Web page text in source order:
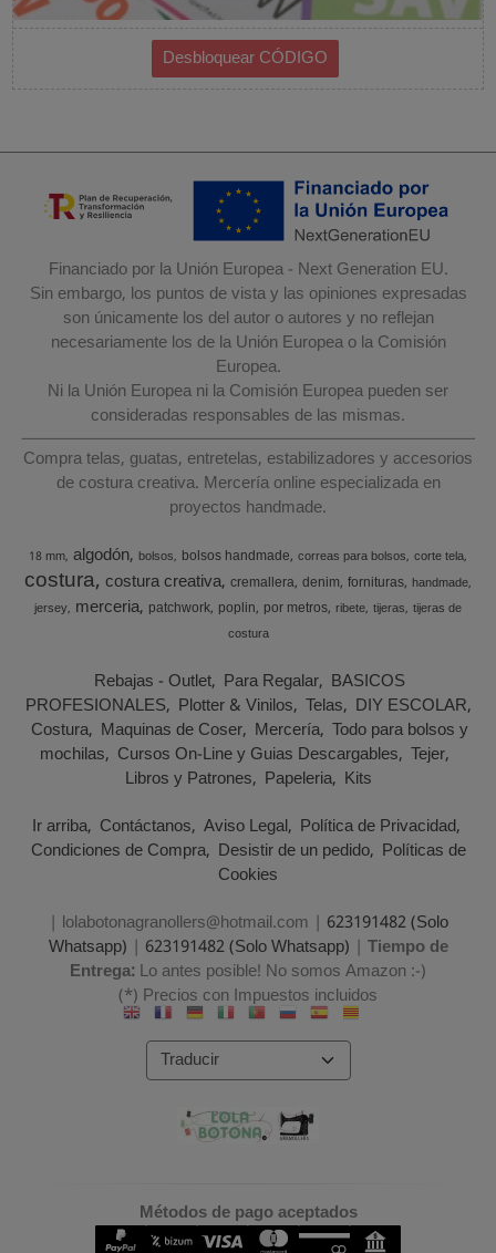
Financiado por la Unión Europea - Next Generation EU.
Sin embargo, los puntos de vista y las opiniones expresadas
son únicamente los del autor o autores y no reflejan
necesariamente los de la Unión Europea o la Comisión
Europea.
Ni la Unión Europea ni la Comisión Europea pueden ser
consideradas responsables de las mismas.
Compra telas, guatas, entretelas, estabilizadores y accesorios
de costura creativa. Mercería online especializada en
proyectos handmade.
18 mm algodón bolsos bolsos handmade correas para bolsos corte tela
costura costura creativa cremallera denim fornituras handmade
jersey merceria patchwork poplin por metros ribete tijeras tijeras de
costura
Rebajas - Outlet Para Regalar BASICOS
PROFESIONALES Plotter & Vinilos Telas DIY ESCOLAR
Costura Maquinas de Coser Mercería Todo para bolsos y
mochilas Cursos On-Line y Guias Descargables Tejer
Libros y Patrones Papeleria Kits
Ir arriba Contáctanos Aviso Legal Política de Privacidad
Condiciones de Compra Desistir de un pedido Políticas de
Cookies
| lolabotonagranollers@hotmail.com | 623191482 (Solo
Whatsapp) | 623191482 (Solo Whatsapp) | Tiempo de
Entrega:Lo antes posible! No somos Amazon :-)
(*) Precios con Impuestos incluidos
Métodos de pago aceptados